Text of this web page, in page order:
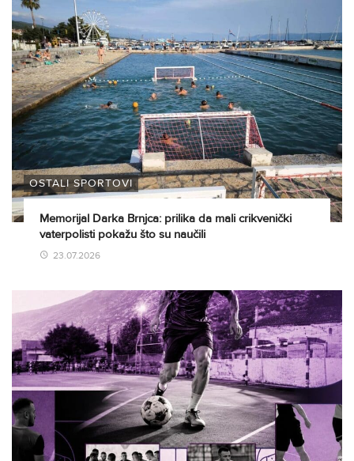
OSTALI SPORTOVI
Memorijal Darka Brnjca: prilika da mali crikvenički
vaterpolisti pokažu što su naučili
23.07.2026